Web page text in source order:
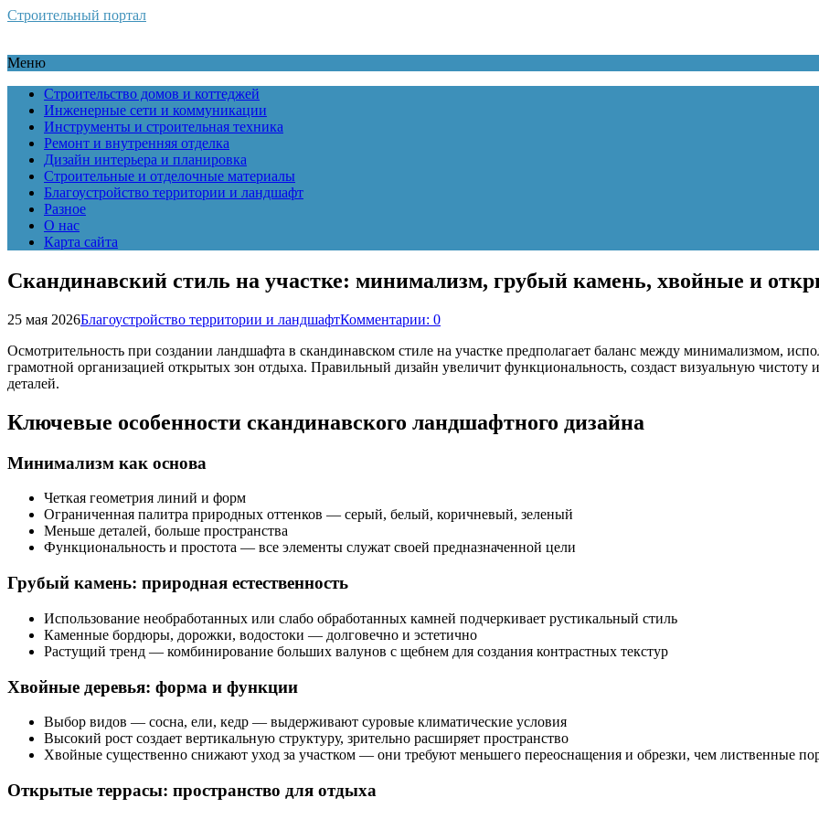
Строительный портал
Меню
Строительство домов и коттеджей
Инженерные сети и коммуникации
Инструменты и строительная техника
Ремонт и внутренняя отделка
Дизайн интерьера и планировка
Строительные и отделочные материалы
Благоустройство территории и ландшафт
Разное
О нас
Карта сайта
Скандинавский стиль на участке: минимализм, грубый камень, хвойные и
25 мая 2026Благоустройство территории и ландшафтКомментарии: 0
Осмотрительность при создании ландшафта в скандинавском стиле на участке предполагает баланс между минимализмом,
грамотной организацией открытых зон отдыха. Правильный дизайн увеличит функциональность, создаст визуальную чистоту
деталей.
Ключевые особенности скандинавского ландшафтного дизайна
Минимализм как основа
Четкая геометрия линий и форм
Ограниченная палитра природных оттенков — серый, белый, коричневый, зеленый
Меньше деталей, больше пространства
Функциональность и простота — все элементы служат своей предназначенной цели
Грубый камень: природная естественность
Использование необработанных или слабо обработанных камней подчеркивает рустикальный стиль
Каменные бордюры, дорожки, водостоки — долговечно и эстетично
Растущий тренд — комбинирование больших валунов с щебнем для создания контрастных текстур
Хвойные деревья: форма и функции
Выбор видов — сосна, ели, кедр — выдерживают суровые климатические условия
Высокий рост создает вертикальную структуру, зрительно расширяет пространство
Хвойные существенно снижают уход за участком — они требуют меньшего переоснащения и обрезки, чем лиственные
Открытые террасы: пространство для отдыха